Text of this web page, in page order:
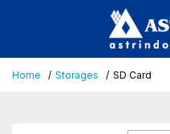
Home Storages SD Card